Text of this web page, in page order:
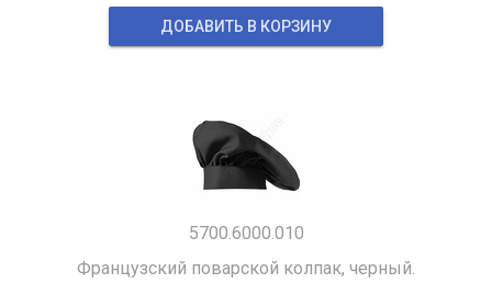
ДОБАВИТЬ В КОРЗИНУ
5700.6000.010
Французский поварской колпак, черный.